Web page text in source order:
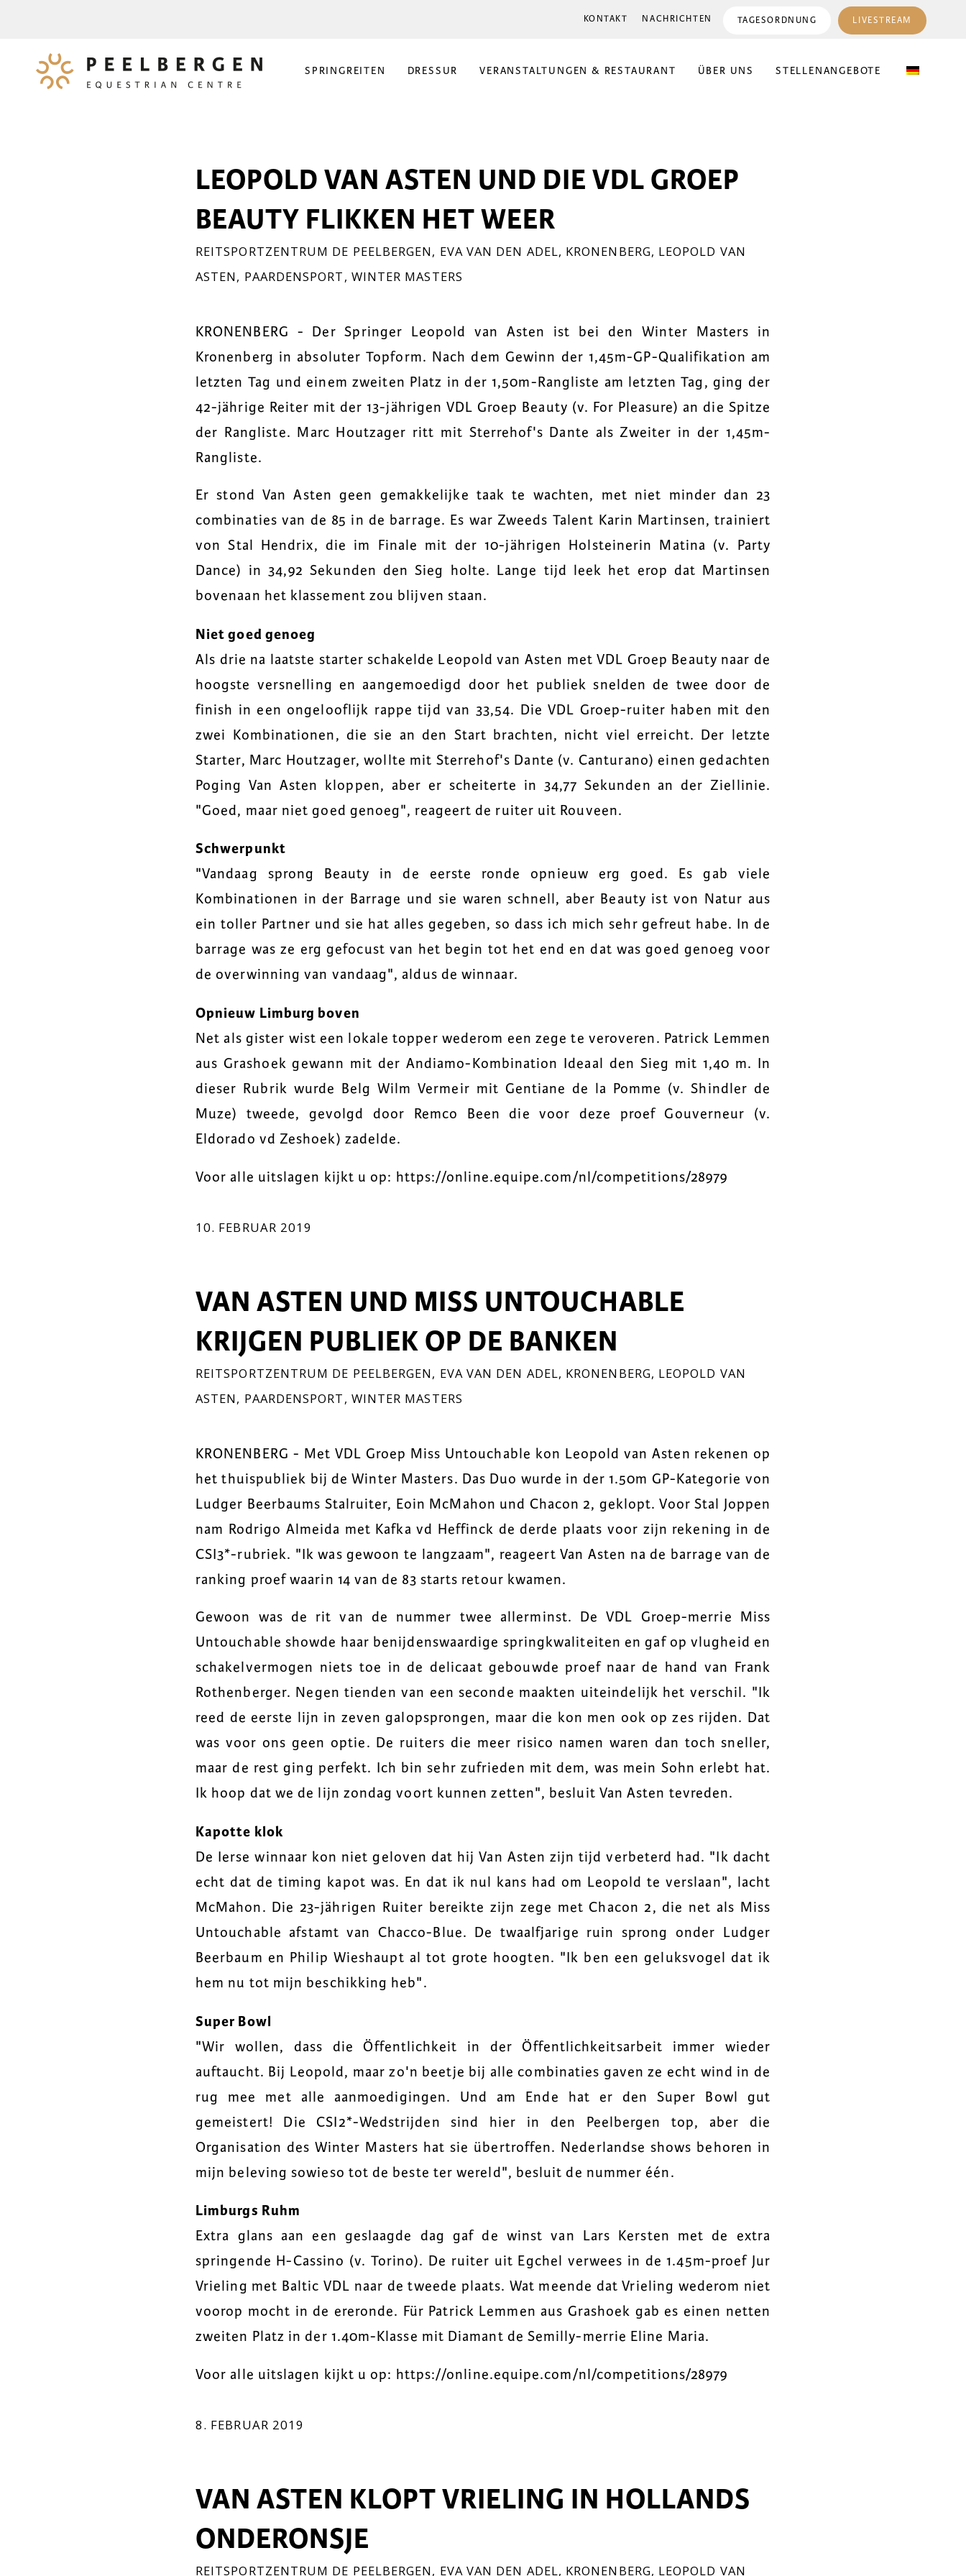
KONTAKT NACHRICHTEN TAGESORDNUNG LIVESTREAM
SPRINGREITEN DRESSUR VERANSTALTUNGEN & RESTAURANT ÜBER UNS STELLENANGEBOTE
LEOPOLD VAN ASTEN UND DIE VDL GROEP
BEAUTY FLIKKEN HET WEER
REITSPORTZENTRUM DE PEELBERGEN, EVA VAN DEN ADEL, KRONENBERG, LEOPOLD VAN
ASTEN, PAARDENSPORT, WINTER MASTERS
KRONENBERG - Der Springer Leopold van Asten ist bei den Winter Masters in
Kronenberg in absoluter Topform. Nach dem Gewinn der 1,45m-GP-Qualifikation am
letzten Tag und einem zweiten Platz in der 1,50m-Rangliste am letzten Tag, ging der
42-jährige Reiter mit der 13-jährigen VDL Groep Beauty (v. For Pleasure) an die Spitze
der Rangliste. Marc Houtzager ritt mit Sterrehof's Dante als Zweiter in der 1,45m-
Rangliste.
Er stond Van Asten geen gemakkelijke taak te wachten, met niet minder dan 23
combinaties van de 85 in de barrage. Es war Zweeds Talent Karin Martinsen, trainiert
von Stal Hendrix, die im Finale mit der 10-jährigen Holsteinerin Matina (v. Party
Dance) in 34,92 Sekunden den Sieg holte. Lange tijd leek het erop dat Martinsen
bovenaan het klassement zou blijven staan.
Niet goed genoeg
Als drie na laatste starter schakelde Leopold van Asten met VDL Groep Beauty naar de
hoogste versnelling en aangemoedigd door het publiek snelden de twee door de
finish in een ongelooflijk rappe tijd van 33,54. Die VDL Groep-ruiter haben mit den
zwei Kombinationen, die sie an den Start brachten, nicht viel erreicht. Der letzte
Starter, Marc Houtzager, wollte mit Sterrehof's Dante (v. Canturano) einen gedachten
Poging Van Asten kloppen, aber er scheiterte in 34,77 Sekunden an der Ziellinie.
"Goed, maar niet goed genoeg", reageert de ruiter uit Rouveen.
Schwerpunkt
"Vandaag sprong Beauty in de eerste ronde opnieuw erg goed. Es gab viele
Kombinationen in der Barrage und sie waren schnell, aber Beauty ist von Natur aus
ein toller Partner und sie hat alles gegeben, so dass ich mich sehr gefreut habe. In de
barrage was ze erg gefocust van het begin tot het end en dat was goed genoeg voor
de overwinning van vandaag", aldus de winnaar.
Opnieuw Limburg boven
Net als gister wist een lokale topper wederom een zege te veroveren. Patrick Lemmen
aus Grashoek gewann mit der Andiamo-Kombination Ideaal den Sieg mit 1,40 m. In
dieser Rubrik wurde Belg Wilm Vermeir mit Gentiane de la Pomme (v. Shindler de
Muze) tweede, gevolgd door Remco Been die voor deze proef Gouverneur (v.
Eldorado vd Zeshoek) zadelde.
Voor alle uitslagen kijkt u op: https://online.equipe.com/nl/competitions/28979
10. FEBRUAR 2019
VAN ASTEN UND MISS UNTOUCHABLE
KRIJGEN PUBLIEK OP DE BANKEN
REITSPORTZENTRUM DE PEELBERGEN, EVA VAN DEN ADEL, KRONENBERG, LEOPOLD VAN
ASTEN, PAARDENSPORT, WINTER MASTERS
KRONENBERG - Met VDL Groep Miss Untouchable kon Leopold van Asten rekenen op
het thuispubliek bij de Winter Masters. Das Duo wurde in der 1.50m GP-Kategorie von
Ludger Beerbaums Stalruiter, Eoin McMahon und Chacon 2, geklopt. Voor Stal Joppen
nam Rodrigo Almeida met Kafka vd Heffinck de derde plaats voor zijn rekening in de
CSI3*-rubriek. "Ik was gewoon te langzaam", reageert Van Asten na de barrage van de
ranking proef waarin 14 van de 83 starts retour kwamen.
Gewoon was de rit van de nummer twee allerminst. De VDL Groep-merrie Miss
Untouchable showde haar benijdenswaardige springkwaliteiten en gaf op vlugheid en
schakelvermogen niets toe in de delicaat gebouwde proef naar de hand van Frank
Rothenberger. Negen tienden van een seconde maakten uiteindelijk het verschil. "Ik
reed de eerste lijn in zeven galopsprongen, maar die kon men ook op zes rijden. Dat
was voor ons geen optie. De ruiters die meer risico namen waren dan toch sneller,
maar de rest ging perfekt. Ich bin sehr zufrieden mit dem, was mein Sohn erlebt hat.
Ik hoop dat we de lijn zondag voort kunnen zetten", besluit Van Asten tevreden.
Kapotte klok
De Ierse winnaar kon niet geloven dat hij Van Asten zijn tijd verbeterd had. "Ik dacht
echt dat de timing kapot was. En dat ik nul kans had om Leopold te verslaan", lacht
McMahon. Die 23-jährigen Ruiter bereikte zijn zege met Chacon 2, die net als Miss
Untouchable afstamt van Chacco-Blue. De twaalfjarige ruin sprong onder Ludger
Beerbaum en Philip Wieshaupt al tot grote hoogten. "Ik ben een geluksvogel dat ik
hem nu tot mijn beschikking heb".
Super Bowl
"Wir wollen, dass die Öffentlichkeit in der Öffentlichkeitsarbeit immer wieder
auftaucht. Bij Leopold, maar zo'n beetje bij alle combinaties gaven ze echt wind in de
rug mee met alle aanmoedigingen. Und am Ende hat er den Super Bowl gut
gemeistert! Die CSI2*-Wedstrijden sind hier in den Peelbergen top, aber die
Organisation des Winter Masters hat sie übertroffen. Nederlandse shows behoren in
mijn beleving sowieso tot de beste ter wereld", besluit de nummer één.
Limburgs Ruhm
Extra glans aan een geslaagde dag gaf de winst van Lars Kersten met de extra
springende H-Cassino (v. Torino). De ruiter uit Egchel verwees in de 1.45m-proef Jur
Vrieling met Baltic VDL naar de tweede plaats. Wat meende dat Vrieling wederom niet
voorop mocht in de ereronde. Für Patrick Lemmen aus Grashoek gab es einen netten
zweiten Platz in der 1.40m-Klasse mit Diamant de Semilly-merrie Eline Maria.
Voor alle uitslagen kijkt u op: https://online.equipe.com/nl/competitions/28979
8. FEBRUAR 2019
VAN ASTEN KLOPT VRIELING IN HOLLANDS
ONDERONSJE
REITSPORTZENTRUM DE PEELBERGEN, EVA VAN DEN ADEL, KRONENBERG, LEOPOLD VAN